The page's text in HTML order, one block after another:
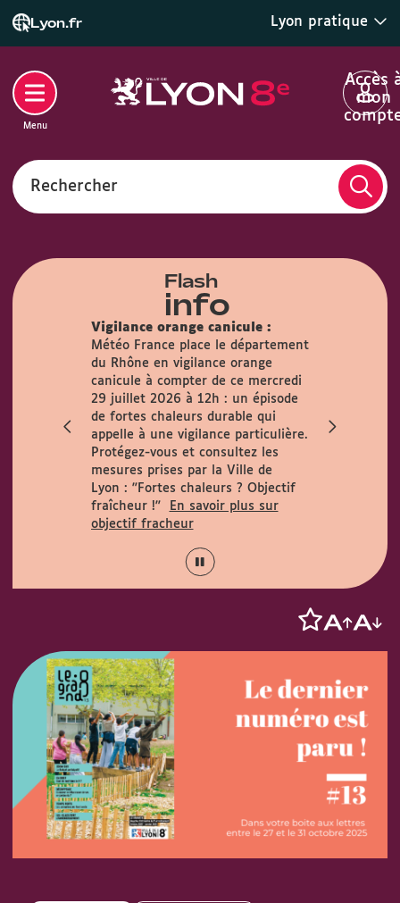
Lyon.fr Lyon pratique
Rechercher
Accès
mon
Menu
Flash
info
Vigilance orange canicule :
Météo France place le département
du Rhône en vigilance orange
canicule à compter de ce mercredi
29 juillet 2026 à 12h : un épisode
de fortes chaleurs durable qui
appelle à une vigilance particulière.
Protégez-vous et consultez les
mesures prises par la Ville de
Lyon : "Fortes chaleurs ? Objectif
fraîcheur !"
En savoir plus sur
objectif fracheur